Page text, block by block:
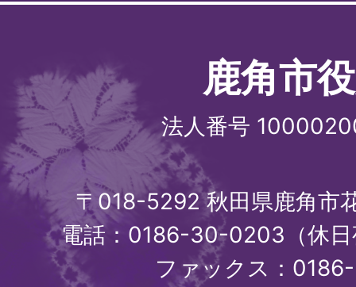
鹿角市
法人番号
〒018-5292 秋田県鹿角市
電話：0186-30-0203（休
ファックス：